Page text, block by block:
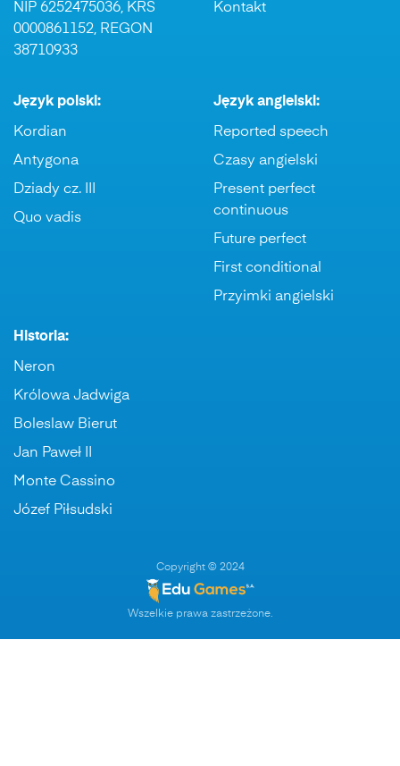
NIP 6252475036, KRS
0000861152, REGON
38710933
Kontakt
Język polski:
Kordian
Antygona
Dziady cz. III
Quo vadis
Język angielski:
Reported speech
Czasy angielski
Present perfect
continuous
Future perfect
First conditional
Przyimki angielski
Historia:
Neron
Królowa Jadwiga
Boleslaw Bierut
Jan Paweł II
Monte Cassino
Józef Piłsudski
Copyright © 2024
Wszelkie prawa zastrzeżone.